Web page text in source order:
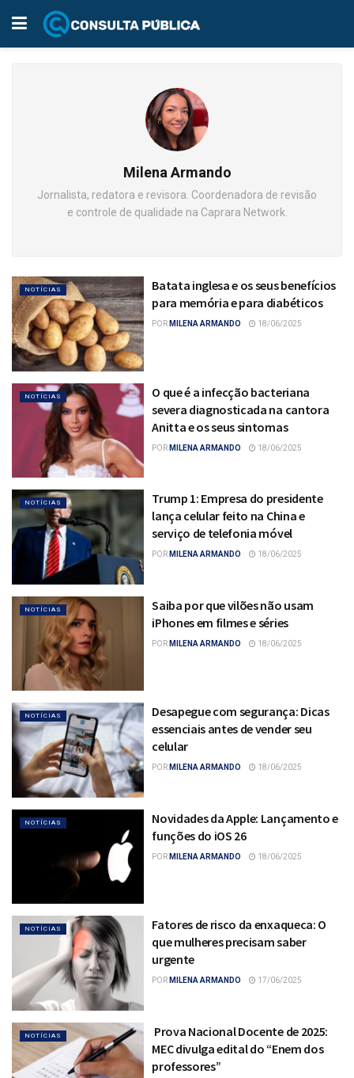
Milena Armando
Jornalista, redatora e revisora. Coordenadora de revisão
e controle de qualidade na Caprara Network.
NOTÍCIAS
Batata inglesa e os seus benefícios
para memória e para diabéticos
POR MILENA ARMANDO 18/06/2025
NOTÍCIAS
O que é a infecção bacteriana
severa diagnosticada na cantora
Anitta e os seus sintomas
POR MILENA ARMANDO 18/06/2025
NOTÍCIAS
Trump 1: Empresa do presidente
lança celular feito na China e
serviço de telefonia móvel
POR MILENA ARMANDO 18/06/2025
NOTÍCIAS
Saiba por que vilões não usam
iPhones em filmes e séries
POR MILENA ARMANDO 18/06/2025
NOTÍCIAS
Desapegue com segurança: Dicas
essenciais antes de vender seu
celular
POR MILENA ARMANDO 18/06/2025
NOTÍCIAS
Novidades da Apple: Lançamento e
funções do iOS 26
POR MILENA ARMANDO 18/06/2025
NOTÍCIAS
Fatores de risco da enxaqueca: O
que mulheres precisam saber
urgente
POR MILENA ARMANDO 17/06/2025
NOTÍCIAS
Prova Nacional Docente de 2025:
MEC divulga edital do “Enem dos
professores”